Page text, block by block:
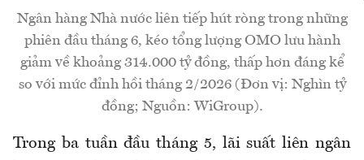
Ngân hàng Nhà nước liên tiếp hút ròng trong những
phiên đầu tháng 6, kéo tổng lượng OMO lưu hành
giảm về khoảng 314.000 tỷ đồng, thấp hơn đáng kể
so với mức đỉnh hồi tháng 2/2026 (Đơn vị: Nghìn tỷ
đồng; Nguồn: WiGroup).
Trong ba tuần đầu tháng 5, lãi suất liên ngân